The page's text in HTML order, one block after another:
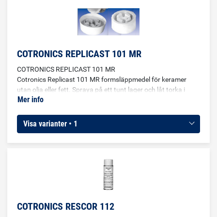
COTRONICS REPLICAST 101 MR
COTRONICS REPLICAST 101 MR
Cotronics Replicast 101 MR formsläppmedel för keramer
utan olja eller fett. Spraya på ett tunt lager och låt torka i
några minuter för att bilda en film på formens yta. OBS!
Mer info
Visa varianter • 1
COTRONICS RESCOR 112